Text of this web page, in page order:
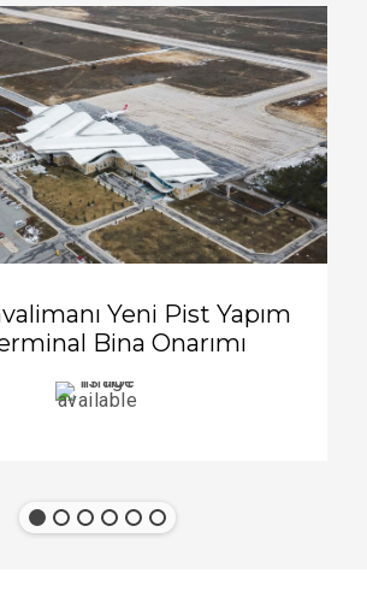
Yeni Pist Yapım
Bina Onarımı